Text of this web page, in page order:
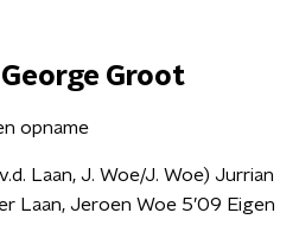
Groot
opname
Laan, J. Woe/J. Woe) Jurrian
Laan, Jeroen Woe 5’09 Eigen